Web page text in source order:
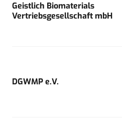
Geistlich Biomaterials
Vertriebsgesellschaft mbH
DGWMP e.V.